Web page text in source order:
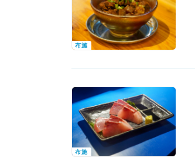
布施
布施